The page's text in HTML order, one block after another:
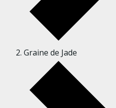
Graine de Jade